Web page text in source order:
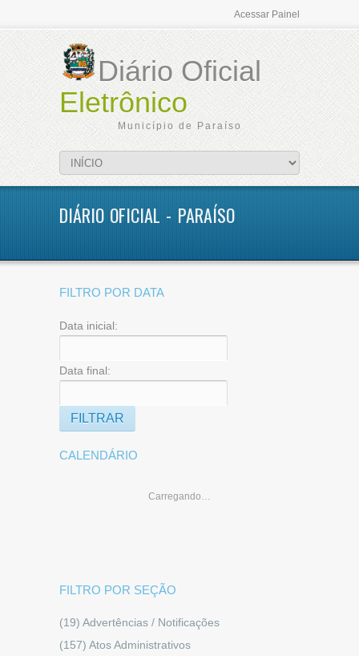
Acessar Painel
Diário Oficial
Eletrônico
Município de Paraíso
DIÁRIO OFICIAL - PARAÍSO
FILTRO POR DATA
Data inicial:
Data final:
CALENDÁRIO
Carregando…
FILTRO POR SEÇÃO
(19) Advertências / Notificações
(157) Atos Administrativos